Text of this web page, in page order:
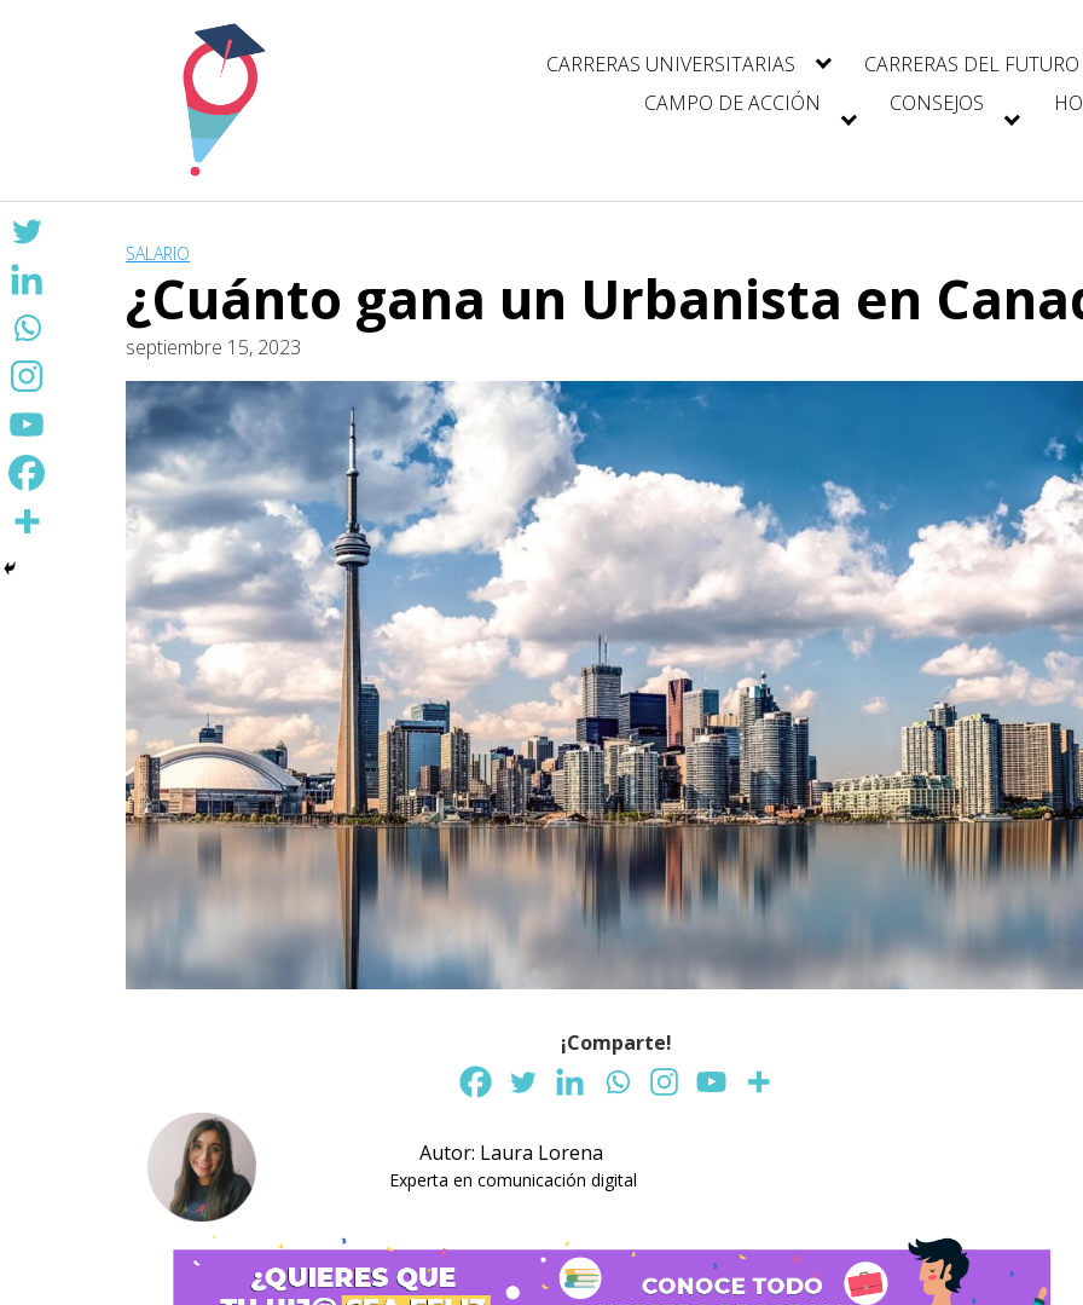
CARRERAS UNIVERSITARIAS
CARRERAS DEL FUTURO
CAMPO DE ACCIÓN
CONSEJOS
SALARIO
¿Cuánto gana un Urbanista en
septiembre 15, 2023
¡Comparte!
Autor: Laura Lorena
Experta en comunicación digital